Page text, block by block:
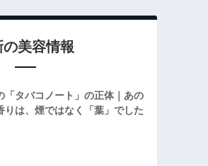
の美容情報
「タバコノート」の正体｜あの
りは、煙ではなく「葉」でした